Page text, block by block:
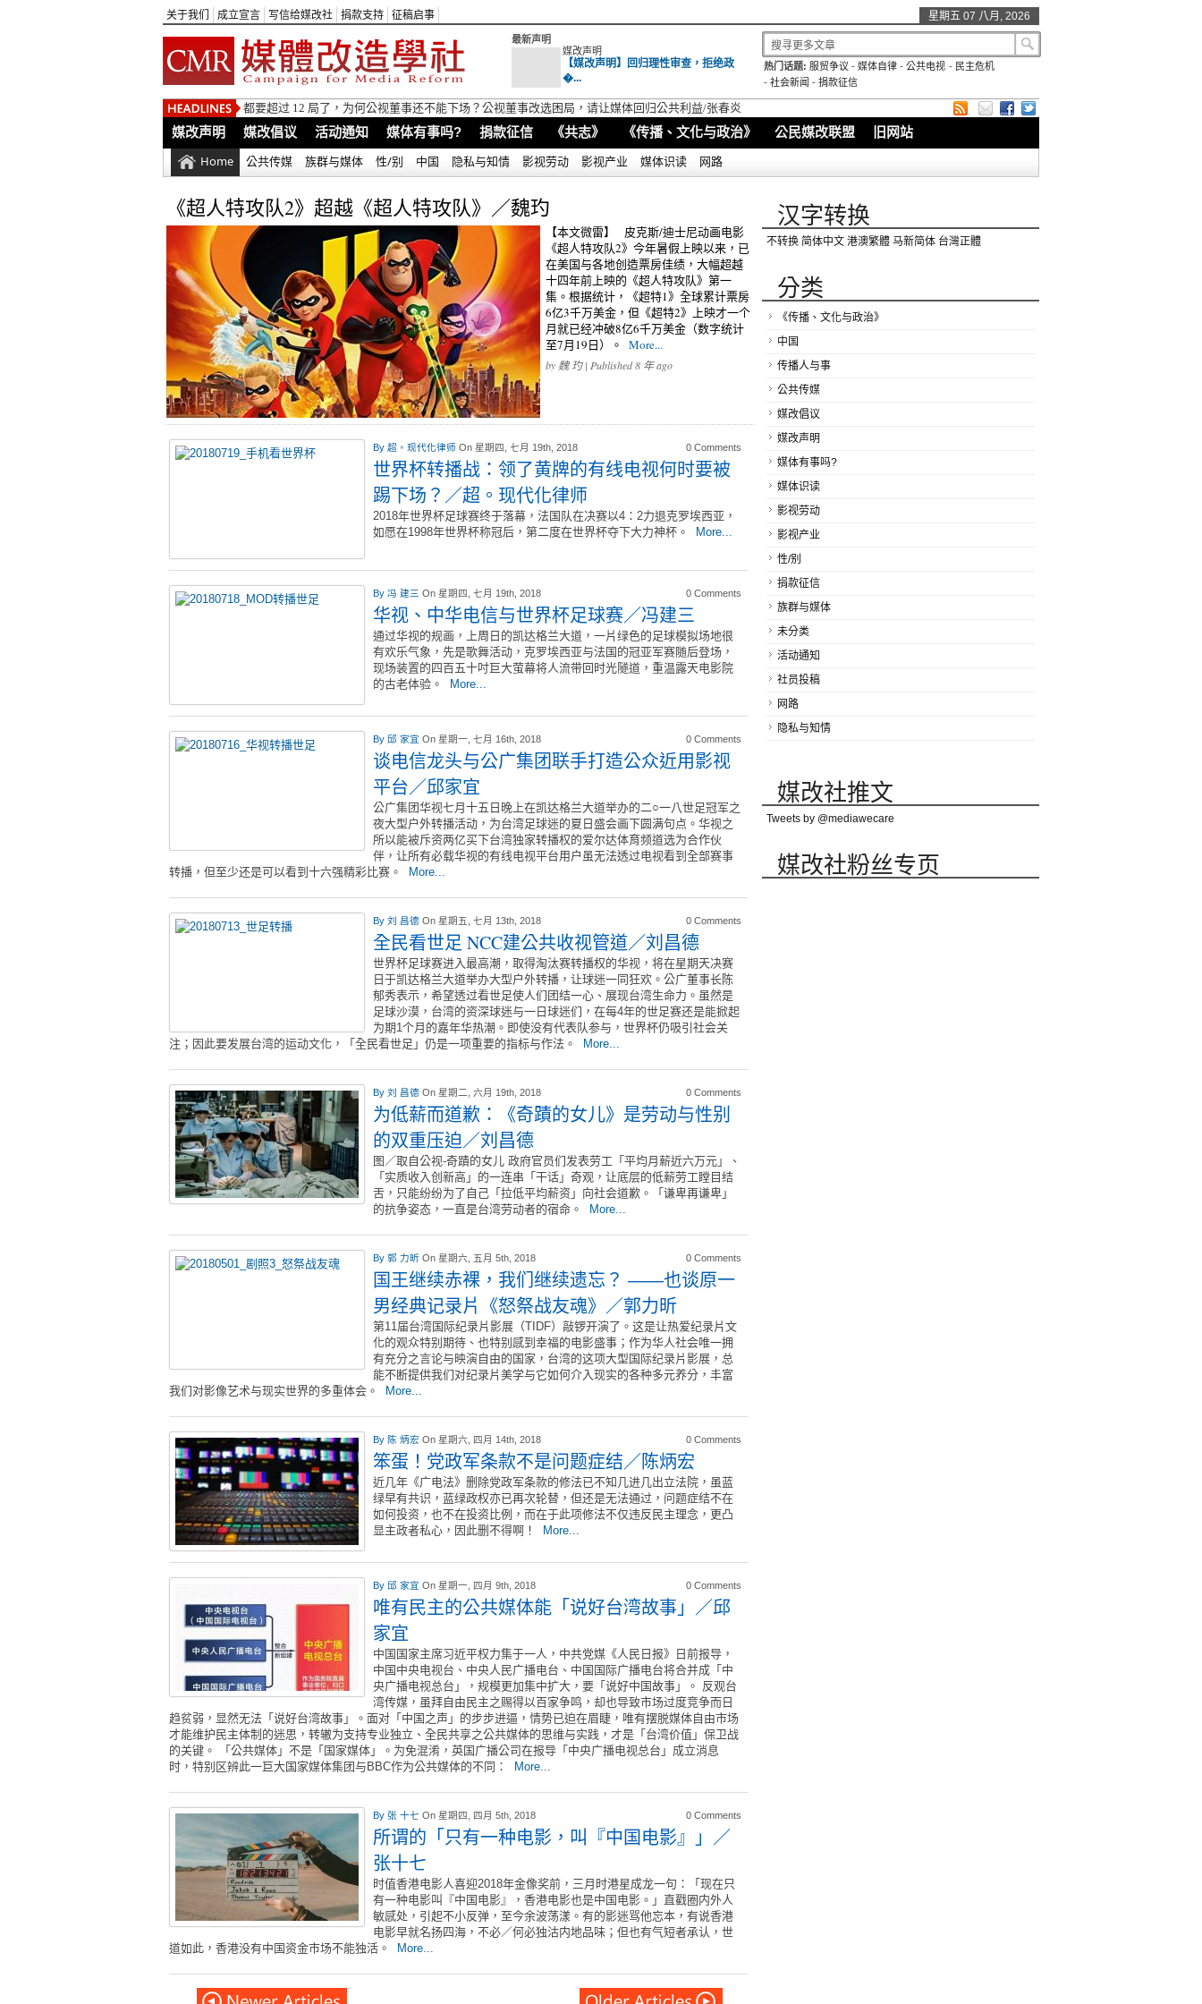
关于我们 成立宣言 写信给媒改社 捐款支持 征稿启事 星期五 07 八月, 2026
最新声明
媒改声明
【媒改声明】回归理性审查，拒绝政
�...
热门话题: 服贸争议 -媒体自律 -公共电视 - 民主危机
- 社会新闻 - 捐款征信
都要超过 12 局了，为何公视董事还不能下场？公视董事改选困局，请让媒体回归公共利益/张春炎
媒改声明 媒改倡议 活动通知 媒体有事吗? 捐款征信 《共志》 《传播、文化与政治》 公民媒改联盟 旧网站
Home 公共传媒 族群与媒体 性/别 中国 隐私与知情 影视劳动 影视产业 媒体识读 网路
《超人特攻队2》超越《超人特攻队》／魏玓
【本文微雷】 皮克斯/迪士尼动画电影
《超人特攻队2》今年暑假上映以来，已
在美国与各地创造票房佳绩，大幅超越
十四年前上映的《超人特攻队》第一
集。根据统计，《超特1》全球累计票房
6亿3千万美金，但《超特2》上映才一个
月就已经冲破8亿6千万美金（数字统计
至7月19日）。 More...
by 魏 玓| Published 8 年 ago
By 超。现代化律师 On 星期四, 七月 19th, 2018 0 Comments
世界杯转播战：领了黄牌的有线电视何时要被
踢下场？／超。现代化律师
2018年世界杯足球赛终于落幕，法国队在决赛以4：2力退克罗埃西亚，
如愿在1998年世界杯称冠后，第二度在世界杯夺下大力神杯。
More...
By 冯 建三 On 星期四, 七月 19th, 2018 0 Comments
华视、中华电信与世界杯足球赛／冯建三
通过华视的规画，上周日的凯达格兰大道，一片绿色的足球模拟场地很
有欢乐气象，先是歌舞活动，克罗埃西亚与法国的冠亚军赛随后登场，
现场装置的四百五十吋巨大萤幕将人流带回时光隧道，重温露天电影院
的古老体验。
More...
By 邱 家宜 On 星期一, 七月 16th, 2018 0 Comments
谈电信龙头与公广集团联手打造公众近用影视
平台／邱家宜
公广集团华视七月十五日晚上在凯达格兰大道举办的二○一八世足冠军之
夜大型户外转播活动，为台湾足球迷的夏日盛会画下圆满句点。华视之
所以能被斥资两亿买下台湾独家转播权的爱尔达体育频道选为合作伙
伴，让所有必载华视的有线电视平台用户虽无法透过电视看到全部赛事
转播，但至少还是可以看到十六强精彩比赛。
More...
By 刘 昌德 On 星期五, 七月 13th, 2018 0 Comments
全民看世足 NCC建公共收视管道／刘昌德
世界杯足球赛进入最高潮，取得淘汰赛转播权的华视，将在星期天决赛
日于凯达格兰大道举办大型户外转播，让球迷一同狂欢。公广董事长陈
郁秀表示，希望透过看世足使人们团结一心、展现台湾生命力。虽然是
足球沙漠，台湾的资深球迷与一日球迷们，在每4年的世足赛还是能掀起
为期1个月的嘉年华热潮。即使没有代表队参与，世界杯仍吸引社会关
注；因此要发展台湾的运动文化，「全民看世足」仍是一项重要的指标与作法。
More...
By 刘 昌德 On 星期二, 六月 19th, 2018 0 Comments
为低薪而道歉：《奇蹟的女儿》是劳动与性别
的双重压迫／刘昌德
图／取自公视-奇蹟的女儿 政府官员们发表劳工「平均月薪近六万元」、
「实质收入创新高」的一连串「干话」奇观，让底层的低薪劳工瞠目结
舌，只能纷纷为了自己「拉低平均薪资」向社会道歉。「谦卑再谦卑」
的抗争姿态，一直是台湾劳动者的宿命。
More...
By 郭 力昕 On 星期六, 五月 5th, 2018 0 Comments
国王继续赤裸，我们继续遗忘？ ――也谈原一
男经典记录片《怒祭战友魂》／郭力昕
第11届台湾国际纪录片影展（TIDF）敲锣开演了。这是让热爱纪录片文
化的观众特别期待、也特别感到幸福的电影盛事；作为华人社会唯一拥
有充分之言论与映演自由的国家，台湾的这项大型国际纪录片影展，总
能不断提供我们对纪录片美学与它如何介入现实的各种多元养分，丰富
我们对影像艺术与现实世界的多重体会。
More...
By 陈 炳宏 On 星期六, 四月 14th, 2018 0 Comments
笨蛋！党政军条款不是问题症结／陈炳宏
近几年《广电法》删除党政军条款的修法已不知几进几出立法院，虽蓝
绿早有共识，蓝绿政权亦已再次轮替，但还是无法通过，问题症结不在
如何投资，也不在投资比例，而在于此项修法不仅违反民主理念，更凸
显主政者私心，因此删不得啊！
More...
By 邱 家宜 On 星期一, 四月 9th, 2018 0 Comments
唯有民主的公共媒体能「说好台湾故事」／邱
家宜
中国国家主席习近平权力集于一人，中共党媒《人民日报》日前报导，
中国中央电视台、中央人民广播电台、中国国际广播电台将合并成「中
央广播电视总台」，规模更加集中扩大，要「说好中国故事」。 反观台
湾传媒，虽拜自由民主之赐得以百家争鸣，却也导致市场过度竞争而日
趋贫弱，显然无法「说好台湾故事」。面对「中国之声」的步步进逼，情势已迫在眉睫，唯有摆脱媒体自由市场
才能维护民主体制的迷思，转辙为支持专业独立、全民共享之公共媒体的思维与实践，才是「台湾价值」保卫战
的关键。 「公共媒体」不是「国家媒体」。为免混淆，英国广播公司在报导「中央广播电视总台」成立消息
时，特别区辨此一巨大国家媒体集团与BBC作为公共媒体的不同：
More...
By 张 十七 On 星期四, 四月 5th, 2018 0 Comments
所谓的「只有一种电影，叫『中国电影』」／
张十七
时值香港电影人喜迎2018年金像奖前，三月时港星成龙一句：「现在只
有一种电影叫『中国电影』，香港电影也是中国电影。」直戳圈内外人
敏感处，引起不小反弹，至今余波荡漾。有的影迷骂他忘本，有说香港
电影早就名扬四海，不必／何必独沽内地品味；但也有气短者承认，世
道如此，香港没有中国资金市场不能独活。
More...
汉字转换
不转换 简体中文 港澳繁體 马新简体 台灣正體
分类
《传播、文化与政治》
中国
传播人与事
公共传媒
媒改倡议
媒改声明
媒体有事吗?
媒体识读
影视劳动
影视产业
性/别
捐款征信
族群与媒体
未分类
活动通知
社员投稿
网路
隐私与知情
媒改社推文
Tweets by @mediawecare
媒改社粉丝专页